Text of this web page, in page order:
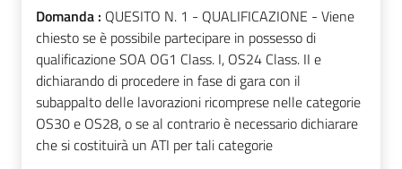
Domanda : QUESITO N. 1 - QUALIFICAZIONE - Viene
chiesto se è possibile partecipare in possesso di
qualificazione SOA OG1 Class. I, OS24 Class. II e
dichiarando di procedere in fase di gara con il
subappalto delle lavorazioni ricomprese nelle categorie
OS30 e OS28, o se al contrario è necessario dichiarare
che si costituirà un ATI per tali categorie